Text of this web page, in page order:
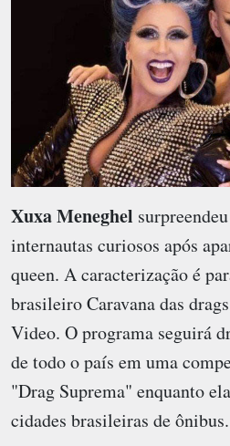
Xuxa Meneghel
internautas curiosos após
queen. A caracterização é
brasileiro Caravana das
Video. O programa seguirá
de todo o país em uma
"Drag Suprema" enquanto
cidades brasileiras de ônibus.